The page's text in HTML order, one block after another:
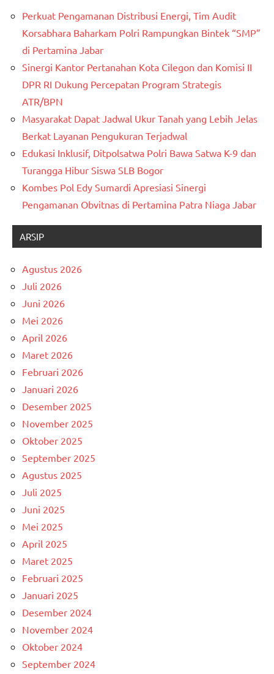
Perkuat Pengamanan Distribusi Energi, Tim Audit
Korsabhara Baharkam Polri Rampungkan Bintek “SMP”
di Pertamina Jabar
Sinergi Kantor Pertanahan Kota Cilegon dan Komisi II
DPR RI Dukung Percepatan Program Strategis
ATR/BPN
Masyarakat Dapat Jadwal Ukur Tanah yang Lebih Jelas
Berkat Layanan Pengukuran Terjadwal
Edukasi Inklusif, Ditpolsatwa Polri Bawa Satwa K-9 dan
Turangga Hibur Siswa SLB Bogor
Kombes Pol Edy Sumardi Apresiasi Sinergi
Pengamanan Obvitnas di Pertamina Patra Niaga Jabar
ARSIP
Agustus 2026
Juli 2026
Juni 2026
Mei 2026
April 2026
Maret 2026
Februari 2026
Januari 2026
Desember 2025
November 2025
Oktober 2025
September 2025
Agustus 2025
Juli 2025
Juni 2025
Mei 2025
April 2025
Maret 2025
Februari 2025
Januari 2025
Desember 2024
November 2024
Oktober 2024
September 2024